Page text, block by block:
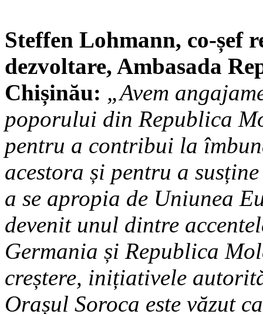
Steffen Lohmann, co-șef
dezvoltare, Ambasada
Chișinău: „Avem
poporului din Republica
pentru a contribui la
acestora și pentru a
a se apropia de Uniunea
devenit unul dintre
Germania și Republica
creștere, inițiativele
Orașul Soroca este văzut